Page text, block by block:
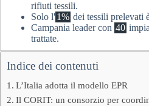
rifiuti tessili.
Solo l'1% dei tessili prelevati
Campania leader con 40
trattate.
Indice dei contenuti
L’Italia adotta il modello EPR
Il CORIT: un consorzio per